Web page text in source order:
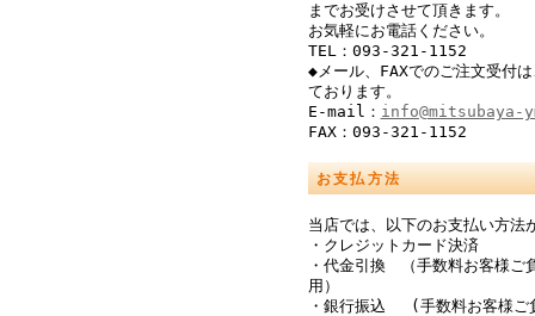
までお受けさせて頂きます。
お気軽にお電話ください。
TEL：093-321-1152
◆メール、FAXでのご注文受付
ております。
E-mail： info@mitsubaya-
FAX：093-321-1152
お支払方法
当店では、以下のお支払い方法
・クレジットカード決済
・代金引換 （手数料お客様ご
用）
・銀行振込 (手数料お客様ご